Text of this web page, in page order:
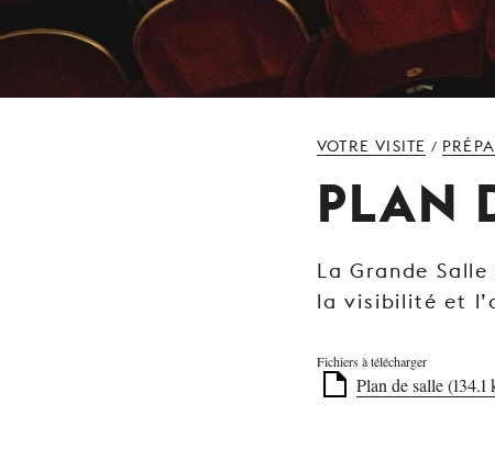
VOTRE VISITE /
PLAN
La Grande
la visibilité et
Fichiers à télécharger
Plan de salle (134.1